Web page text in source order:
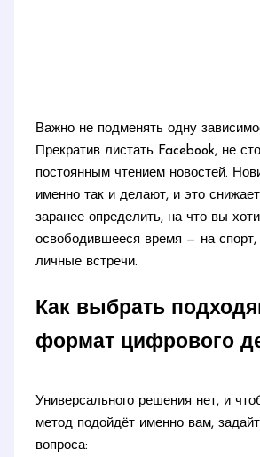
Важно не подменять одну
Прекратив листать Facebook, не
постоянным чтением новостей.
именно так и делают, и это
заранее определить, на что вы
освободившееся время — на спорт,
личные встречи.
Как выбрать
формат цифрового
Универсального решения нет, и
метод подойдёт именно вам,
вопроса: